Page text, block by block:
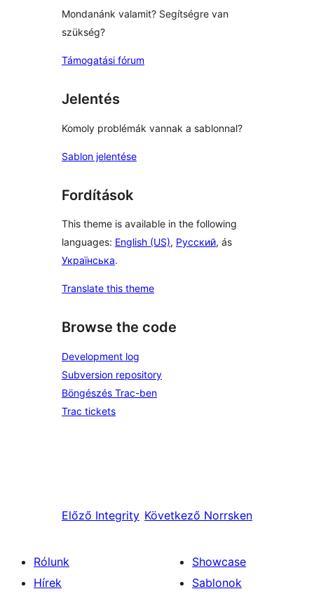
Mondanánk valamit? Segítségre van
szükség?
Támogatási fórum
Jelentés
Komoly problémák vannak a sablonnal?
Sablon jelentése
Fordítások
This theme is available in the following
languages: English (US), Русский, ás
Українська.
Translate this theme
Browse the code
Development log
Subversion repository
Böngészés Trac-ben
Trac tickets
Előző Integrity Következő Norrsken
Rólunk
Hírek
Showcase
Sablonok